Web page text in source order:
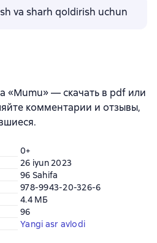
va sharh qoldirish uchun
«Mumu» — скачать в pdf или
комментарии и отзывы,
0+
26 iyun 2023
96 Sahifa
978-9943-20-326-6
4.4 МБ
96
Yangi asr avlodi